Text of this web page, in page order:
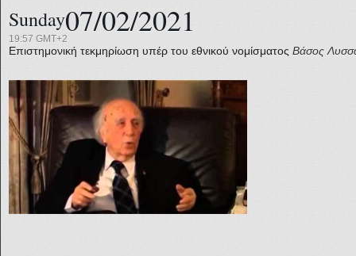
Sunday07/02/2021
19:57 GMT+2
Επιστημονική τεκμηρίωση υπέρ του εθνικού νομίσματος Βάσος